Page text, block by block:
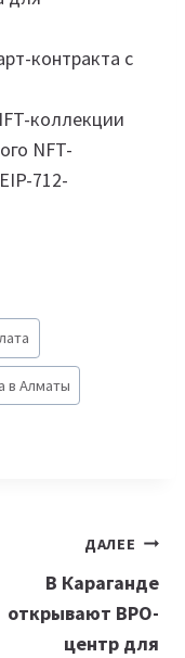
контракта с
коллекции
NFT-
712-
в Алматы
ДАЛЕЕ
В Караганде
открывают ВРО-
центр для